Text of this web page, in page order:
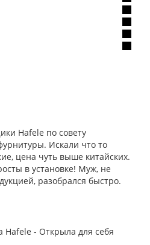
Hafele по совету
Искали что то
цена чуть выше китайских.
в установке! Муж, не
разобрался быстро.